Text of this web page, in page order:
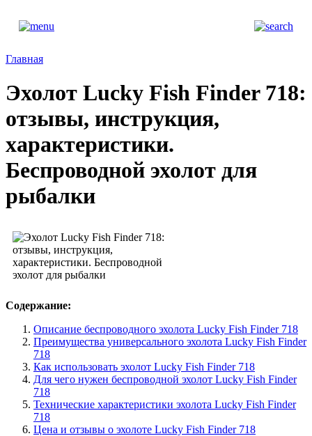
Главная
Эхолот Lucky Fish Finder 718:
отзывы, инструкция,
характеристики.
Беспроводной эхолот для
рыбалки
Содержание:
Описание беспроводного эхолота Lucky Fish Finder 718
Преимущества универсального эхолота Lucky Fish Finder
718
Как использовать эхолот Lucky Fish Finder 718
Для чего нужен беспроводной эхолот Lucky Fish Finder
718
Технические характеристики эхолота Lucky Fish Finder
718
Цена и отзывы о эхолоте Lucky Fish Finder 718